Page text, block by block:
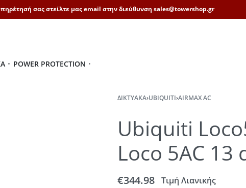
σας στείλτε μας email στην διεύθυνση sales@towershop.gr
POWER PROTECTION
ΔΙΚΤΥΑΚΆ›UBIQUITI›AIRMAX AC
Ubiquiti
Loco 5AC 13
€344.98 Τιμή Λιανικής